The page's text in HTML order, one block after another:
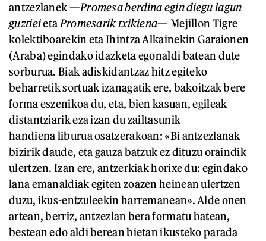
antzezlanek —Promesa berdina egin diegu lagun
guztieieta Promesarik txikiena— Mejillon Tigre
kolektiboarekin eta Ihintza Alkainekin Garaionen
(Araba) egindako idazketa egonaldi batean dute
sorburua. Biak adiskidantzaz hitz egiteko
beharretik sortuak izanagatik ere, bakoitzak bere
forma eszenikoa du, eta, bien kasuan, egileak
distantziarik eza izan du zailtasunik
handiena liburua osatzerakoan: «Bi antzezlanak
bizirik daude, eta gauza batzuk ez dituzu oraindik
ulertzen. Izan ere, antzerkiak horixe du: egindako
lana emanaldiak egiten zoazen heinean ulertzen
duzu, ikus-entzuleekin harremanean». Alde onen
artean, berriz, antzezlan bera formatu batean,
bestean edo aldi berean bietan ikusteko parada